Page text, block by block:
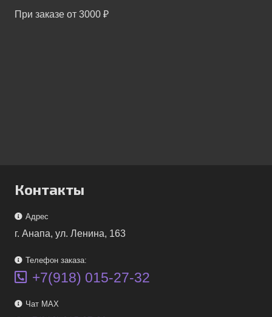
При заказе от 3000 ₽
Контакты
Адрес
г. Анапа, ул. Ленина, 163
Телефон заказа:
+7(918) 015-27-32
Чат MAX